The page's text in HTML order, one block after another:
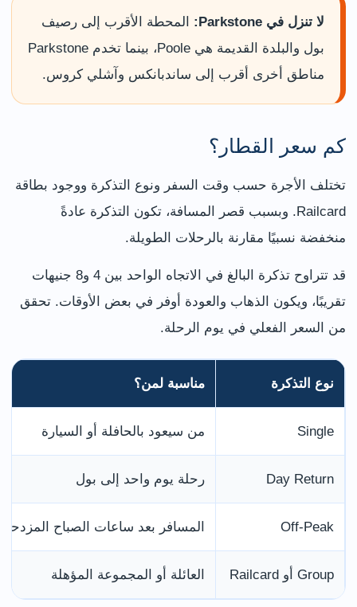
لا تنزل في Parkstone:
المحطة الأقرب إلى رصيف
بول والبلدة القديمة هي Poole، بينما تخدم Parkstone
مناطق أخرى أقرب إلى ساندبانكس وآشلي كروس.
كم سعر القطار؟
تختلف الأجرة حسب وقت السفر ونوع التذكرة ووجود بطاقة
Railcard. وبسبب قصر المسافة، تكون التذكرة عادةً
منخفضة نسبيًا مقارنة بالرحلات الطويلة.
قد تتراوح تذكرة البالغ في الاتجاه الواحد بين 4 و8 جنيهات
تقريبًا، ويكون الذهاب والعودة أوفر في بعض الأوقات. تحقق
من السعر الفعلي في يوم الرحلة.
نوع التذكرة مناسبة لمن؟
Single من سيعود بالحافلة أو السيارة
Day Return رحلة يوم واحد إلى بول
Off-Peak المسافر بعد ساعات الصباح
Group أو Railcard العائلة أو المجموعة المؤهلة